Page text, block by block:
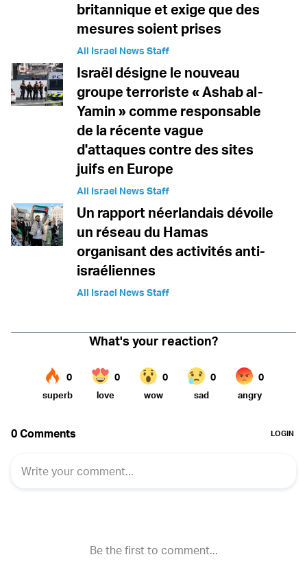
britannique et exige que des
mesures soient prises
All Israel News Staff
Israël désigne le nouveau
groupe terroriste « Ashab al-
Yamin » comme responsable
de la récente vague
d'attaques contre des sites
juifs en Europe
All Israel News Staff
Un rapport néerlandais dévoile
un réseau du Hamas
organisant des activités anti-
israéliennes
All Israel News Staff